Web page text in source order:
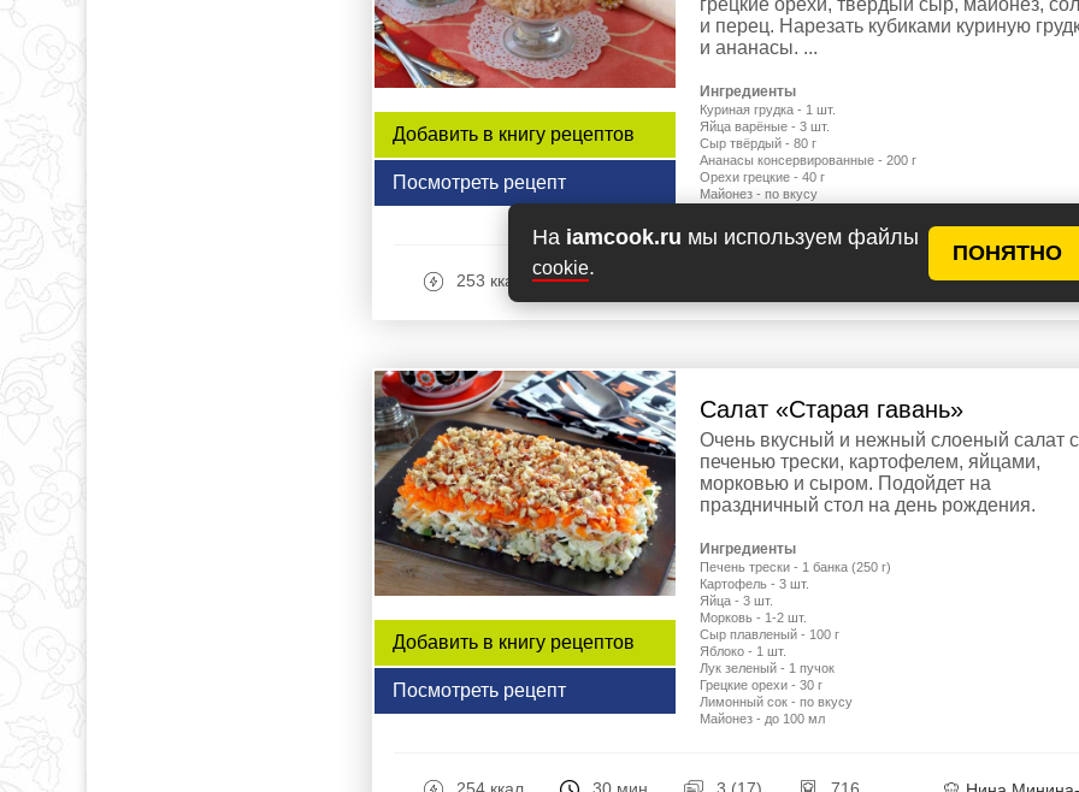
На iamcook.ru мы используем файлы
cookie.
ПОНЯТНО
Добавить в книгу рецептов
Посмотреть рецепт
и перец. Нарезать кубиками куриную
и ананасы. ...
Ингредиенты
Куриная грудка - 1 шт.
Яйца варёные - 3 шт.
Сыр твёрдый - 80 г
Ананасы консервированные - 200 г
Орехи грецкие - 40 г
Майонез - по вкусу
253 ккал 30 мин
Добавить в книгу рецептов
Посмотреть рецепт
Салат «Старая гавань»
Очень вкусный и нежный слоеный салат с
печенью трески, картофелем, яйцами,
морковью и сыром. Подойдет на
праздничный стол на день рождения.
Ингредиенты
Печень трески - 1 банка (250 г)
Картофель - 3 шт.
Яйца - 3 шт.
Морковь - 1-2 шт.
Сыр плавленый - 100 г
Яблоко - 1 шт.
Лук зеленый - 1 пучок
Грецкие орехи - 30 г
Лимонный сок - по вкусу
Майонез - до 100 мл